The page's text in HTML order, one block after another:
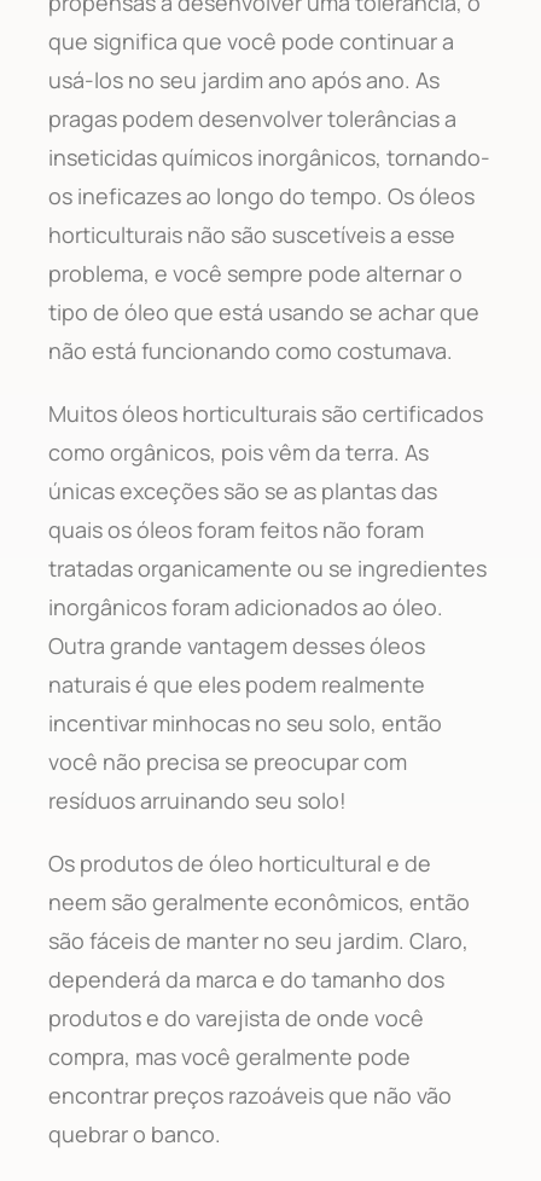
que significa que você pode continuar a
usá-los no seu jardim ano após ano. As
pragas podem desenvolver tolerâncias a
inseticidas químicos inorgânicos, tornando-
os ineficazes ao longo do tempo. Os óleos
horticulturais não são suscetíveis a esse
problema, e você sempre pode alternar o
tipo de óleo que está usando se achar que
não está funcionando como costumava.
Muitos óleos horticulturais são certificados
como orgânicos, pois vêm da terra. As
únicas exceções são se as plantas das
quais os óleos foram feitos não foram
tratadas organicamente ou se ingredientes
inorgânicos foram adicionados ao óleo.
Outra grande vantagem desses óleos
naturais é que eles podem realmente
incentivar minhocas no seu solo, então
você não precisa se preocupar com
resíduos arruinando seu solo!
Os produtos de óleo horticultural e de
neem são geralmente econômicos, então
são fáceis de manter no seu jardim. Claro,
dependerá da marca e do tamanho dos
produtos e do varejista de onde você
compra, mas você geralmente pode
encontrar preços razoáveis que não vão
quebrar o banco.